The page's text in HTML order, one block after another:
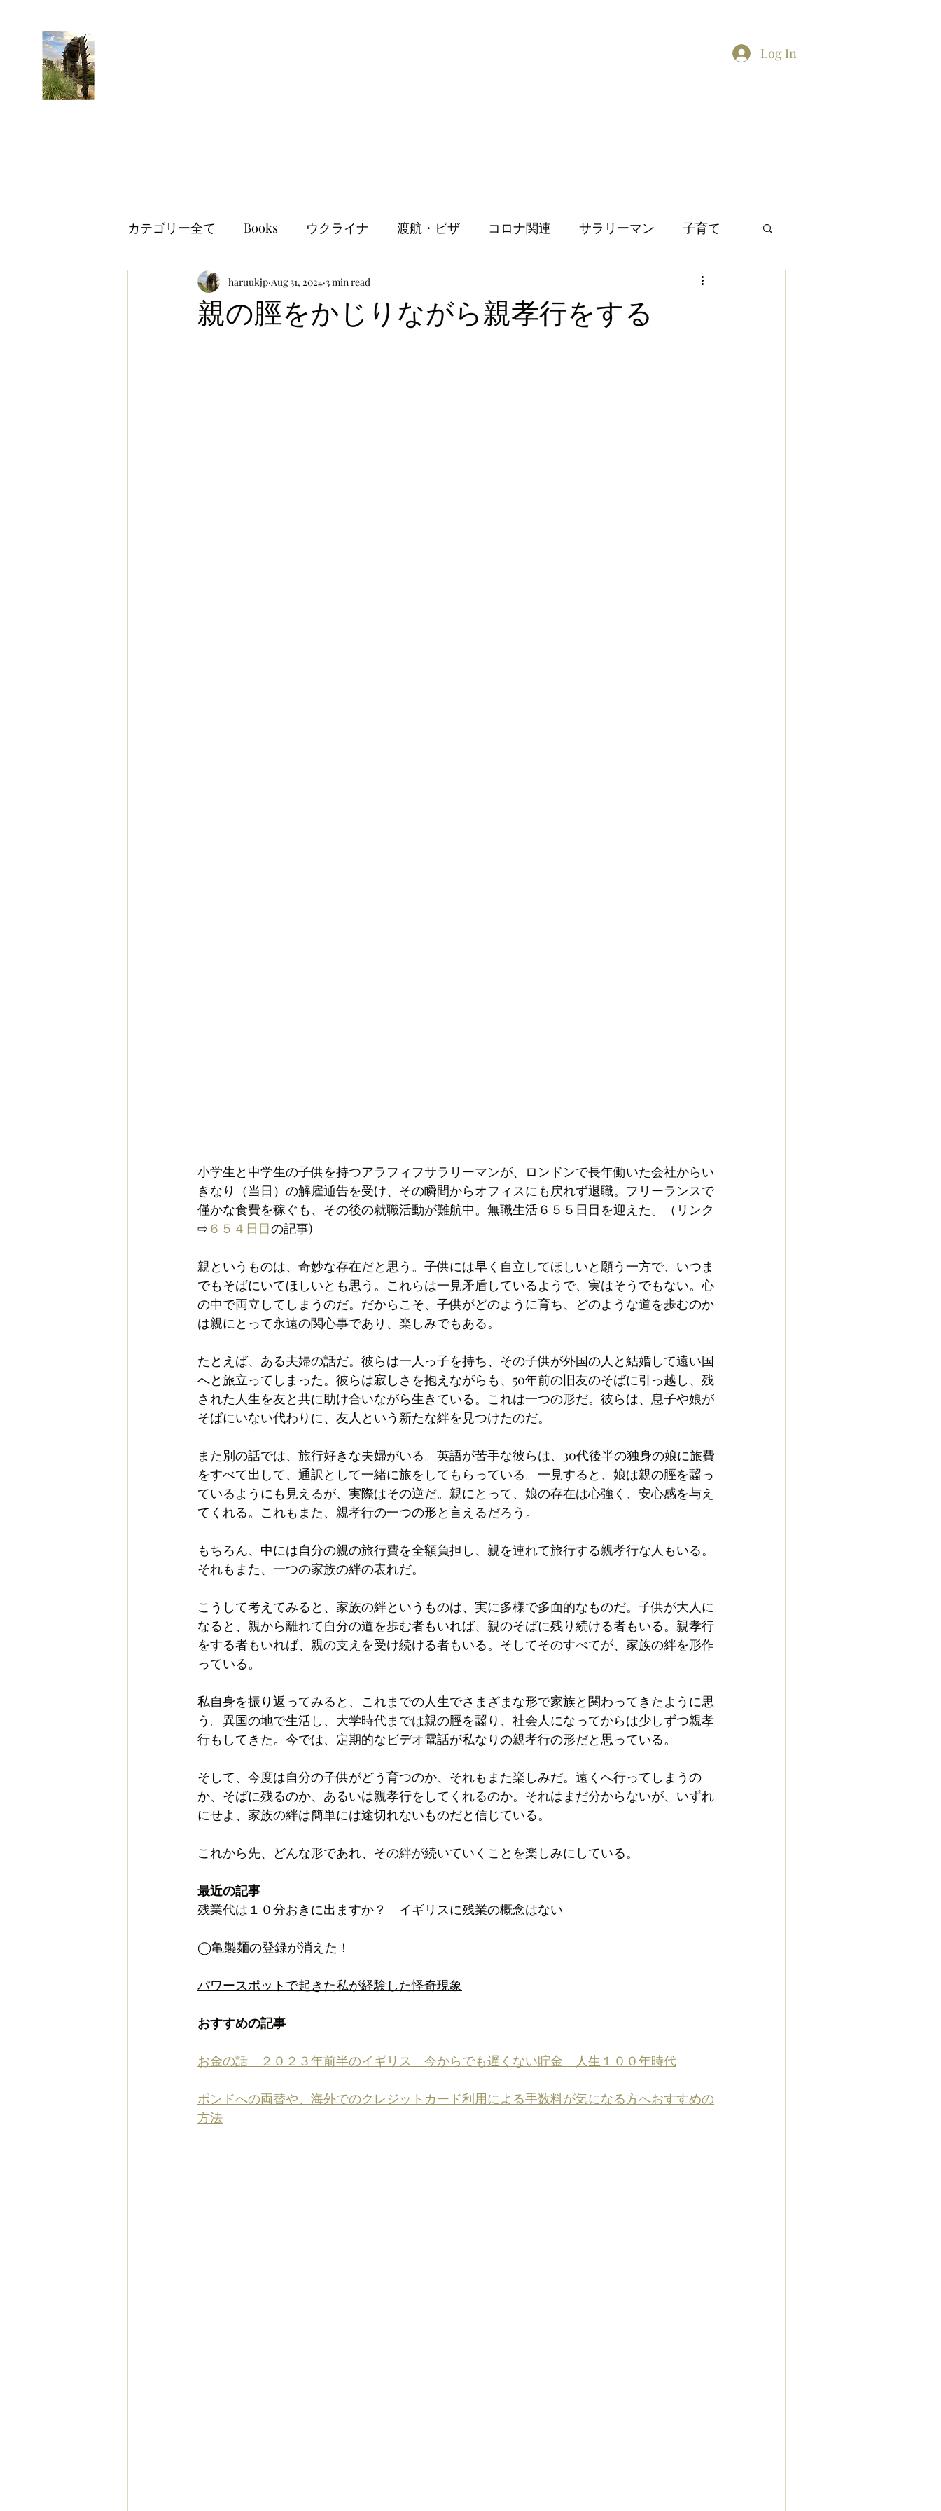
About Contact
Log In
カテゴリー全て Books ウクライナ 渡航・ビザ コロナ関連 サラリーマン 子育て
世界情勢 イギリス生活 健康 日本文化
親の脛をかじりながら親孝行をする
haruukjp Aug 31, 2024 3 min read
小学生と中学生の子供を持つアラフィフサラリーマンが、ロンドンで長年働いた会社からい
きなり（当日）の解雇通告を受け、その瞬間からオフィスにも戻れず退職。フリーランスで
僅かな食費を稼ぐも、その後の就職活動が難航中。無職生活６５５日目を迎えた。（リンク
⇨ ６５４日目の記事)
親というものは、奇妙な存在だと思う。子供には早く自立してほしいと願う一方で、いつま
でもそばにいてほしいとも思う。これらは一見矛盾しているようで、実はそうでもない。心
の中で両立してしまうのだ。だからこそ、子供がどのように育ち、どのような道を歩むのか
は親にとって永遠の関心事であり、楽しみでもある。
たとえば、ある夫婦の話だ。彼らは一人っ子を持ち、その子供が外国の人と結婚して遠い国
へと旅立ってしまった。彼らは寂しさを抱えながらも、50年前の旧友のそばに引っ越し、残
された人生を友と共に助け合いながら生きている。これは一つの形だ。彼らは、息子や娘が
そばにいない代わりに、友人という新たな絆を見つけたのだ。
また別の話では、旅行好きな夫婦がいる。英語が苦手な彼らは、30代後半の独身の娘に旅費
をすべて出して、通訳として一緒に旅をしてもらっている。一見すると、娘は親の脛を齧っ
ているようにも見えるが、実際はその逆だ。親にとって、娘の存在は心強く、安心感を与え
てくれる。これもまた、親孝行の一つの形と言えるだろう。
もちろん、中には自分の親の旅行費を全額負担し、親を連れて旅行する親孝行な人もいる。
それもまた、一つの家族の絆の表れだ。
こうして考えてみると、家族の絆というものは、実に多様で多面的なものだ。子供が大人に
なると、親から離れて自分の道を歩む者もいれば、親のそばに残り続ける者もいる。親孝行
をする者もいれば、親の支えを受け続ける者もいる。そしてそのすべてが、家族の絆を形作
っている。
私自身を振り返ってみると、これまでの人生でさまざまな形で家族と関わってきたように思
う。異国の地で生活し、大学時代までは親の脛を齧り、社会人になってからは少しずつ親孝
行もしてきた。今では、定期的なビデオ電話が私なりの親孝行の形だと思っている。
そして、今度は自分の子供がどう育つのか、それもまた楽しみだ。遠くへ行ってしまうの
か、そばに残るのか、あるいは親孝行をしてくれるのか。それはまだ分からないが、いずれ
にせよ、家族の絆は簡単には途切れないものだと信じている。
これから先、どんな形であれ、その絆が続いていくことを楽しみにしている。
最近の記事
残業代は１０分おきに出ますか？　イギリスに残業の概念はない
◯亀製麺の登録が消えた！
パワースポットで起きた私が経験した怪奇現象
おすすめの記事
お金の話　２０２３年前半のイギリス　今からでも遅くない貯金　人生１００年時代
ポンドへの両替や、海外でのクレジットカード利用による手数料が気になる方へおすすめの
方法